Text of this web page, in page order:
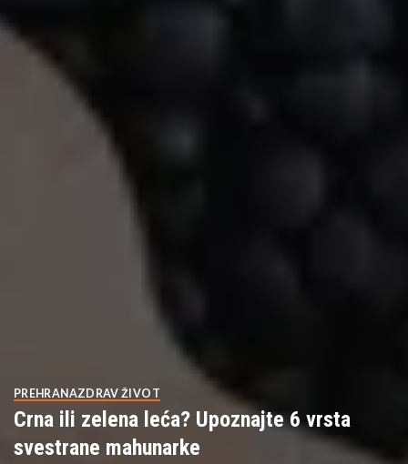
PREHRANAZDRAV ŽIVOT
Crna ili zelena leća? Upoznajte 6 vrsta
svestrane mahunarke